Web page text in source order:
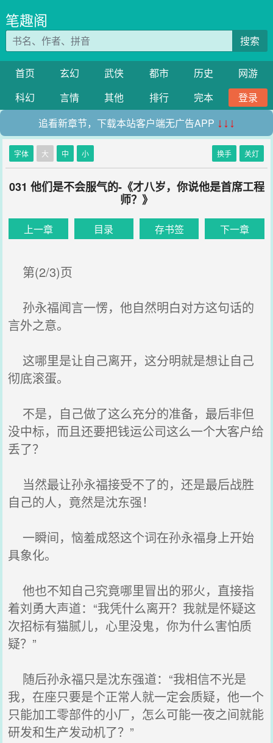
笔趣阁
搜索
首页 玄幻 武侠 都市 历史
网游
科幻
言情 其他 排行 完本
登录
追看新章节，下载本站客户端无广告APP ↓↓↓
字体 大 中 小 换手 关灯
031 他们是不会服气的-《才八岁，你说他是首席工程
师？》
上一章 目录 存书签 下一章
第(2/3)页
孙永福闻言一愣，他自然明白对方这句话的
言外之意。
这哪里是让自己离开，这分明就是想让自己
彻底滚蛋。
不是，自己做了这么充分的准备，最后非但
没中标，而且还要把钱运公司这么一个大客户给
丢了？
当然最让孙永福接受不了的，还是最后战胜
自己的人，竟然是沈东强！
一瞬间，恼羞成怒这个词在孙永福身上开始
具象化。
他也不知自己究竟哪里冒出的邪火，直接指
着刘勇大声道：“我凭什么离开？我就是怀疑这
次招标有猫腻儿，心里没鬼，你为什么害怕质
疑？”
随后孙永福只是沈东强道：“我相信不光是
我，在座只要是个正常人就一定会质疑，他一个
只能加工零部件的小厂，怎么可能一夜之间就能
研发和生产发动机了？”